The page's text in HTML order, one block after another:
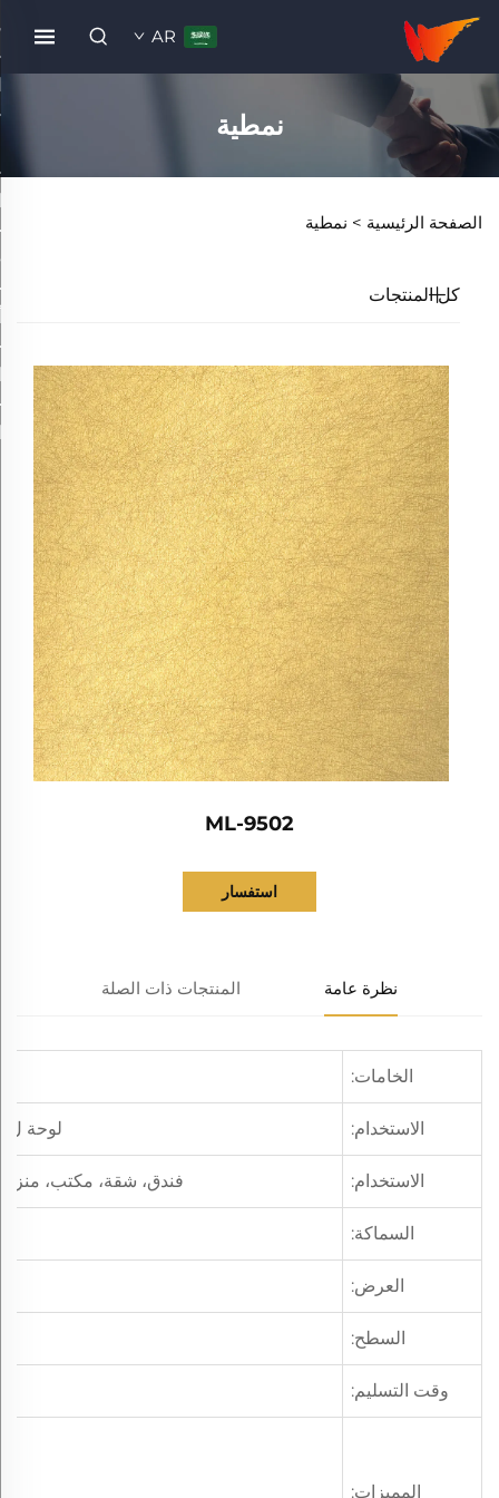
AR
نمطية
الصفحة الرئيسية > نمطية
كل المنتجات
ML-9502
استفسار
نظرة عامة المنتجات ذات الصلة
الخامات:
الاستخدام: لوحة لamination Mdf، باب، دولاب، أرضية، نافذة، إلخ
الاستخدام: فندق، شقة، مكتب،
السماكة:
العرض:
السطح:
وقت التسليم:
المميزات: